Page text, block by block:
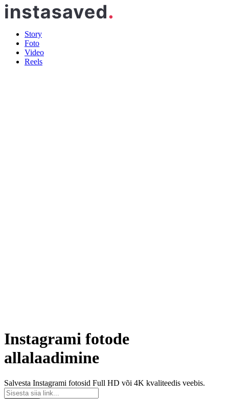
Story
Foto
Video
Reels
Instagrami fotode
allalaadimine
Salvesta Instagrami fotosid Full HD või 4K kvaliteedis veebis.